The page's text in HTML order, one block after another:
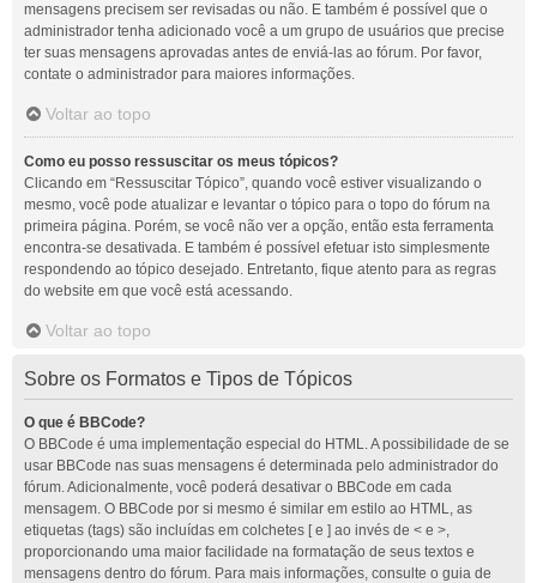
mensagens precisem ser revisadas ou não. E também é possível que o
administrador tenha adicionado você a um grupo de usuários que precise
ter suas mensagens aprovadas antes de enviá-las ao fórum. Por favor,
contate o administrador para maiores informações.
Voltar ao topo
Como eu posso ressuscitar os meus tópicos?
Clicando em “Ressuscitar Tópico”, quando você estiver visualizando o
mesmo, você pode atualizar e levantar o tópico para o topo do fórum na
primeira página. Porém, se você não ver a opção, então esta ferramenta
encontra-se desativada. E também é possível efetuar isto simplesmente
respondendo ao tópico desejado. Entretanto, fique atento para as regras
do website em que você está acessando.
Voltar ao topo
Sobre os Formatos e Tipos de Tópicos
O que é BBCode?
O BBCode é uma implementação especial do HTML. A possibilidade de se
usar BBCode nas suas mensagens é determinada pelo administrador do
fórum. Adicionalmente, você poderá desativar o BBCode em cada
mensagem. O BBCode por si mesmo é similar em estilo ao HTML, as
etiquetas (tags) são incluídas em colchetes [ e ] ao invés de < e >,
proporcionando uma maior facilidade na formatação de seus textos e
mensagens dentro do fórum. Para mais informações, consulte o guia de